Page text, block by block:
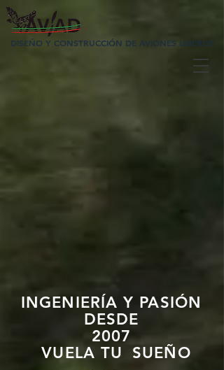
DISEÑO Y CONSTRUCCIÓN DE AVIONES LIGEROS
INGENIERÍA Y PASIÓN
DESDE
2007
VUELA TU
SUEÑO